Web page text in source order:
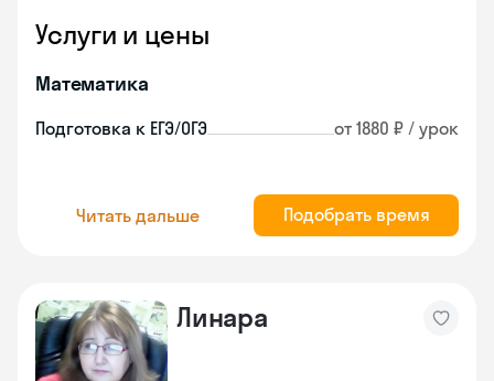
Услуги и цены
Математика
Подготовка к ЕГЭ/ОГЭ от 1880 ₽ / урок
Читать дальше Подобрать время
Линара